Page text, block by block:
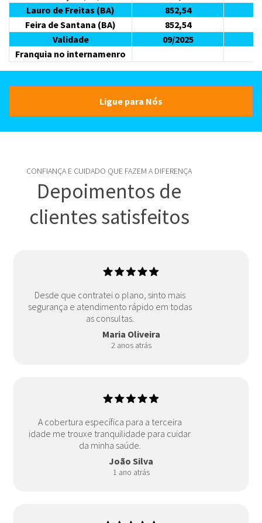
Lauro de Freitas (BA)
852,54
Feira de Santana (BA)
852,54
Validade
09/2025
Franquia no internamenro
Ligue para Nós
CONFIANÇA E CUIDADO QUE FAZEM A DIFERENÇA
Depoimentos de
clientes satisfeitos
Desde que contratei o plano, sinto mais
segurança e atendimento rápido em todas
as consultas.
Maria Oliveira
2 anos atrás
A cobertura específica para a terceira
idade me trouxe tranquilidade para cuidar
da minha saúde.
João Silva
1 ano atrás